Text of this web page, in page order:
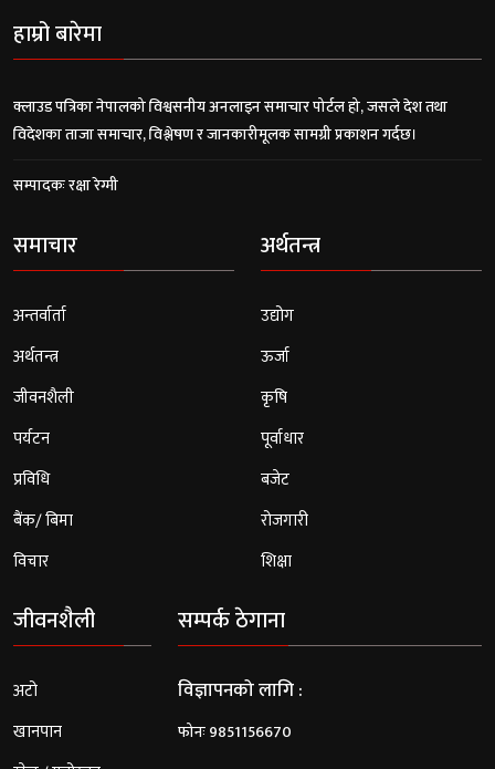
हाम्रो बारेमा
क्लाउड पत्रिका नेपालको विश्वसनीय अनलाइन समाचार पोर्टल हो, जसले देश तथा
विदेशका ताजा समाचार, विश्लेषण र जानकारीमूलक सामग्री प्रकाशन गर्दछ।
सम्पादकः रक्षा रेग्मी
समाचार
अन्तर्वार्ता
अर्थतन्त्र
जीवनशैली
पर्यटन
प्रविधि
बैंक/ बिमा
विचार
अर्थतन्त्र
उद्योग
ऊर्जा
कृषि
पूर्वाधार
बजेट
रोजगारी
शिक्षा
जीवनशैली
अटो
खानपान
सम्पर्क ठेगाना
विज्ञापनको लागि :
फोनः 9851156670